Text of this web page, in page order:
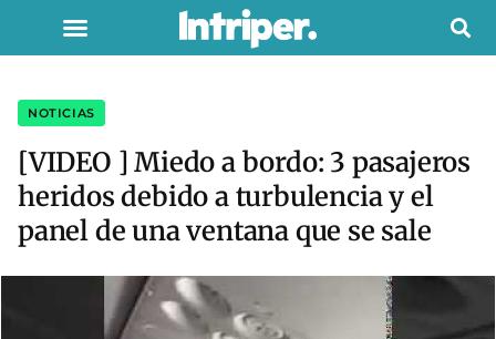
NOTICIAS
[VIDEO ] Miedo a bordo: 3 pasajeros
heridos debido a turbulencia y el
panel de una ventana que se sale